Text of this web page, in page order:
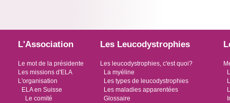
L'Association
Le mot de la présidente
Les missions d'ELA
L'organisation
ELA en Suisse
Le comité
Les Leucodystrophies
Les leucodystrophies, c'est quoi?
La myéline
Les types de leucodystrophies
Les maladies apparentées
Glossaire